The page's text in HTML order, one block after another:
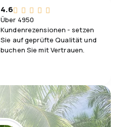
4.6
Über 4950
Kundenrezensionen - setzen
Sie auf geprüfte Qualität und
buchen Sie mit Vertrauen.